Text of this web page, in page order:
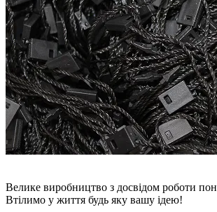
Велике виробництво з досвідом роботи
Втілимо у життя будь яку вашу ідею!